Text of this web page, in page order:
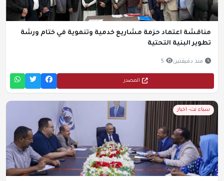
مناقشة اعتماد حزمة مشاريع خدمية وتنموية في ختام ورشة
تطوير البنية التحتية
منذ دقيقتين 5
المصدر
سباء نت- اخبار